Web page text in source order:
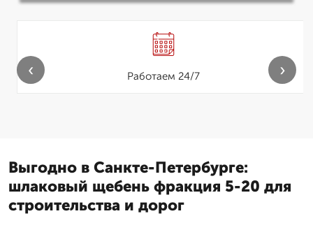
Работаем 24/7
‹ ›
Выгодно в Санкте-Петербурге:
шлаковый щебень фракция 5-20 для
строительства и дорог